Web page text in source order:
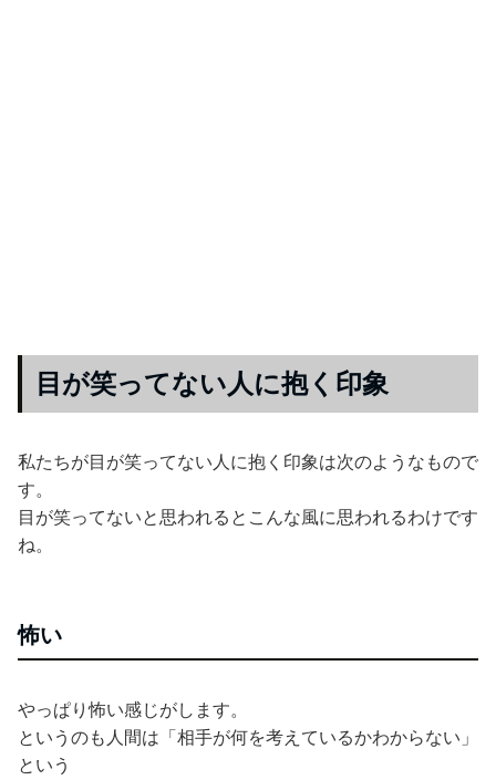
目が笑ってない人に抱く印象
私たちが目が笑ってない人に抱く印象は次のようなもので
す。
目が笑ってないと思われるとこんな風に思われるわけです
ね。
怖い
やっぱり怖い感じがします。
というのも人間は「相手が何を考えているかわからない」
という